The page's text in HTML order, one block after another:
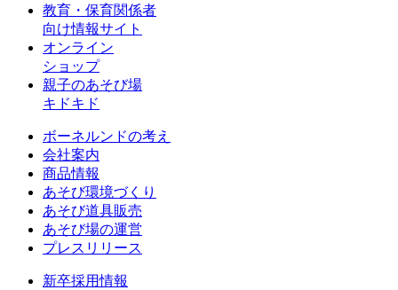
教育・保育関係者
向け情報サイト
オンライン
ショップ
親子のあそび場
キドキド
ボーネルンドの考え
会社案内
商品情報
あそび環境づくり
あそび道具販売
あそび場の運営
プレスリリース
新卒採用情報